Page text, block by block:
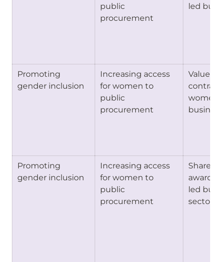
public
procurement
led
Promoting
gender inclusion
Increasing access
for women to
public
procurement
Value
Promoting
gender inclusion
Increasing access
for women to
public
procurement
Share
led
sector